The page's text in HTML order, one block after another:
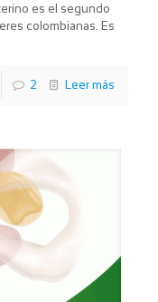
es el segundo
colombianas. Es
2 Leer más